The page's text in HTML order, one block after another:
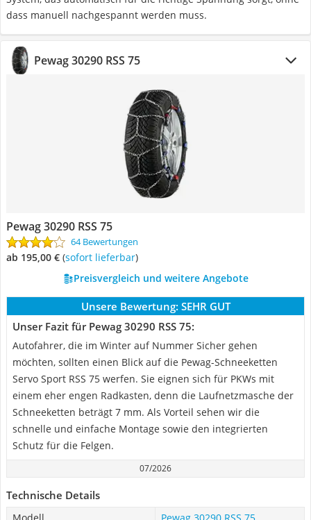
dass manuell nachgespannt werden muss.
Pewag 30290 RSS 75
Pewag 30290 RSS 75
64 Bewertungen
ab 195,00 € ( Sofort lieferbar)
Preisvergleich und weitere Angebote
Unsere Bewertung: SEHR GUT
Unser Fazit für Pewag 30290 RSS 75:
Autofahrer, die im Winter auf Nummer Sicher gehen
möchten, sollten einen Blick auf die Pewag-Schneeketten
Servo Sport RSS 75 werfen. Sie eignen sich für PKWs mit
einem eher engen Radkasten, denn die Laufnetzmasche der
Schneeketten beträgt 7 mm. Als Vorteil sehen wir die
schnelle und einfache Montage sowie den integrierten
Schutz für die Felgen.
07/2026
Technische Details